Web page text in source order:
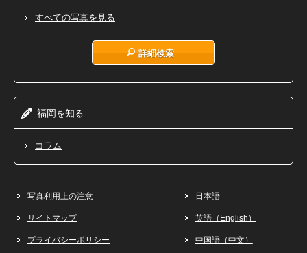
すべての写真を見る
詳細検索
福岡を知る
コラム
写真利用上の注意
サイトマップ
プライバシーポリシー
日本語
英語（English）
中国語（中文）